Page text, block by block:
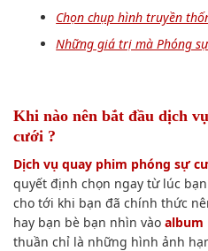
Chọn chụp hình truyền
Những giá trị mà Phóng
Khi nào nên bắt đầu dịch
cưới ?
Dịch vụ quay phim phóng sự
quyết định chọn ngay từ lúc
cho tới khi bạn đã chính thức
hay bạn bè bạn nhìn vào album
thuần chỉ là những hình ảnh